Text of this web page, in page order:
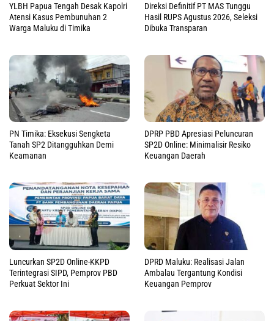
YLBH Papua Tengah Desak Kapolri
Atensi Kasus Pembunuhan 2
Warga Maluku di Timika
Direksi Definitif PT MAS Tunggu
Hasil RUPS Agustus 2026, Seleksi
Dibuka Transparan
PN Timika: Eksekusi Sengketa
Tanah SP2 Ditangguhkan Demi
Keamanan
DPRP PBD Apresiasi Peluncuran
SP2D Online: Minimalisir Resiko
Keuangan Daerah
Luncurkan SP2D Online-KKPD
Terintegrasi SIPD, Pemprov PBD
Perkuat Sektor Ini
DPRD Maluku: Realisasi Jalan
Ambalau Tergantung Kondisi
Keuangan Pemprov